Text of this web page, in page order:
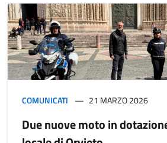
COMUNICATI 21 MARZO 2026
Due nuove moto in